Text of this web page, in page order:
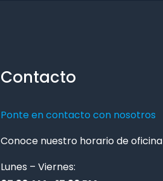
Contacto
Ponte en contacto con nosotros
Conoce nuestro horario de oficina
Lunes – Viernes: